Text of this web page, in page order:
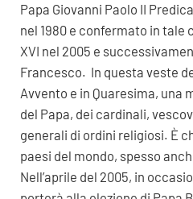
Papa Giovanni Paolo II
nel 1980 e confermato in tale
XVI nel 2005 e
Francesco. In questa veste
Avvento e in Quaresima, una
del Papa, dei cardinali,
generali di ordini religiosi. È
paesi del mondo, spesso
Nell’aprile del 2005, in